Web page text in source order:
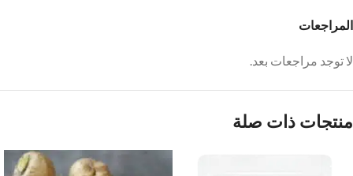
المراجعات
لا توجد مراجعات بعد.
منتجات ذات صلة